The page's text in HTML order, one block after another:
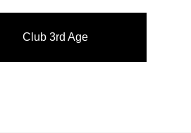
Club 3rd Age
施設情報
ご利用の流れ